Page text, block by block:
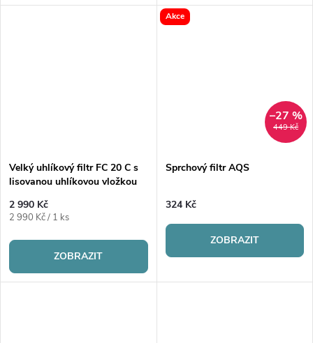
Velký uhlíkový filtr FC 20 C s
lisovanou uhlíkovou vložkou
2 990 Kč
Měrná
2 990 Kč / 1 ks
ZOBRAZIT
Akce
449 Kč
–27 %
Sprchový filtr AQS
324 Kč
ZOBRAZIT